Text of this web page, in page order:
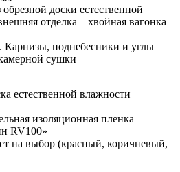
доски естественной
отделка – хвойная вагонка
поднебесники и углы
сушки
естественной влажности
изоляционная пленка
RV100»
на выбор (красный, коричневый,